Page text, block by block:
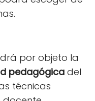
por objeto la
pedagógicadel
técnicas